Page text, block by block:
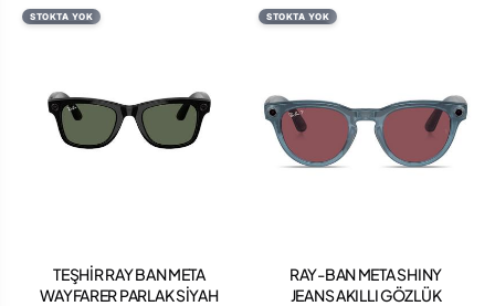
STOKTA YOK
TEŞHİR RAY BAN META
WAYFARER PARLAK SİYAH
STOKTA YOK
RAY-BAN META SHINY
JEANS AKILLI GÖZLÜK